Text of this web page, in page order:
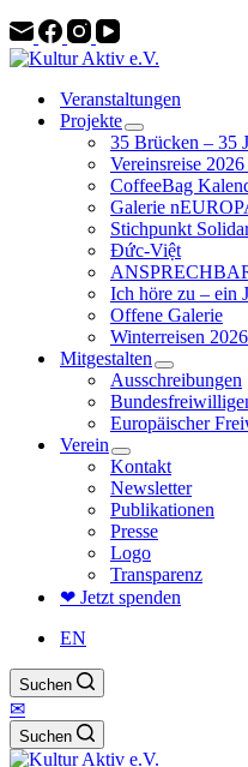
Veranstaltungen
Projekte
35 Brücken – 35
Vereinsreise
CoffeeBag
Galerie
Stichpunkt
Đức-Việt
Ich höre zu – ein
Offene Galerie
Winterreisen 2026
Mitgestalten
Ausschreibungen
Europäischer
Verein
Kontakt
Newsletter
Publikationen
Presse
Logo
Transparenz
❤ Jetzt spenden
EN
Suchen
✉
Suchen